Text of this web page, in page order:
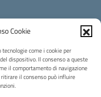
Cookie
come i cookie per
dispositivo. Il consenso a queste
il comportamento di navigazione
il consenso può influire
(CO)